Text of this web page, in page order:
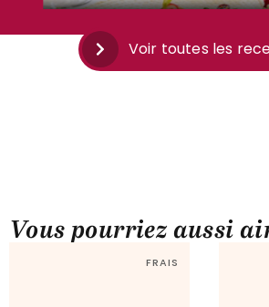
Voir toutes les
Vous pourriez aussi
FRAIS